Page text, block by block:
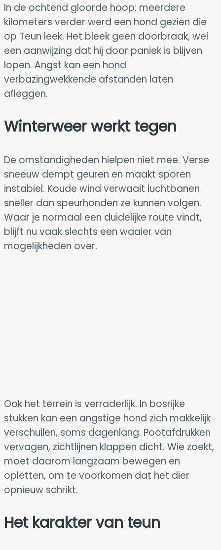
In de ochtend gloorde hoop: meerdere
kilometers verder werd een hond gezien die
op Teun leek. Het bleek geen doorbraak, wel
een aanwijzing dat hij door paniek is blijven
lopen. Angst kan een hond
verbazingwekkende afstanden laten
afleggen.
Winterweer werkt tegen
De omstandigheden hielpen niet mee. Verse
sneeuw dempt geuren en maakt sporen
instabiel. Koude wind verwaait luchtbanen
sneller dan speurhonden ze kunnen volgen.
Waar je normaal een duidelijke route vindt,
blijft nu vaak slechts een waaier van
mogelijkheden over.
Ook het terrein is verraderlijk. In bosrijke
stukken kan een angstige hond zich makkelijk
verschuilen, soms dagenlang. Pootafdrukken
vervagen, zichtlijnen klappen dicht. Wie zoekt,
moet daarom langzaam bewegen en
opletten, om te voorkomen dat het dier
opnieuw schrikt.
Het karakter van teun